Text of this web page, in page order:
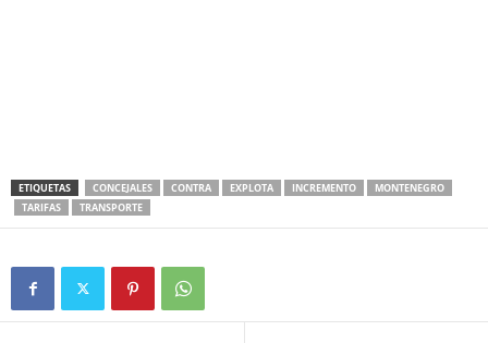
ETIQUETAS CONCEJALES CONTRA EXPLOTA INCREMENTO
MONTENEGRO
TARIFAS
TRANSPORTE